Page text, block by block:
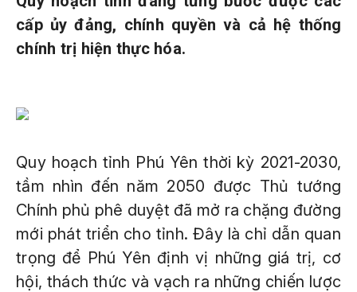
cấp ủy đảng, chính quyền và cả hệ thống
chính trị hiện thực hóa.
Quy hoạch tỉnh Phú Yên thời kỳ 2021-2030,
tầm nhìn đến năm 2050 được Thủ tướng
Chính phủ phê duyệt đã mở ra chặng đường
mới phát triển cho tỉnh. Đây là chỉ dẫn quan
trọng để Phú Yên định vị những giá trị, cơ
hội, thách thức và vạch ra những chiến lược